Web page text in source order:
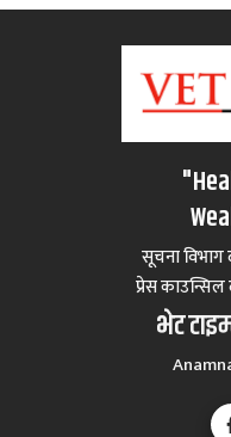
सूचना विभाग
प्रेस
भेट